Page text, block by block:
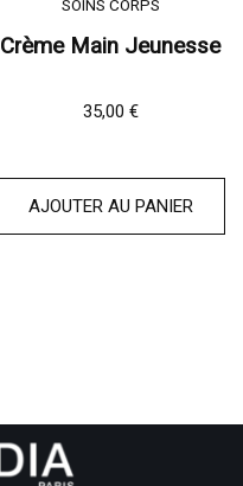
SOINS CORPS
Crème Main Jeunesse
35,00 €
AJOUTER AU PANIER